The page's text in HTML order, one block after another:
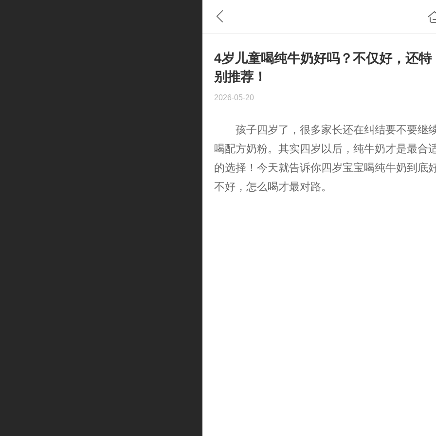
4岁儿童喝纯牛奶好吗？不仅好，还特
别推荐！
2026-05-20
孩子四岁了，很多家长还在纠结要不要继
喝配方奶粉。其实四岁以后，纯牛奶才是最合
的选择！今天就告诉你四岁宝宝喝纯牛奶到底
不好，怎么喝才最对路。